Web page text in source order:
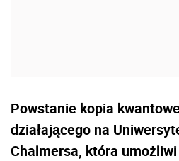
Powstanie kopia
działającego na
Chalmersa, która